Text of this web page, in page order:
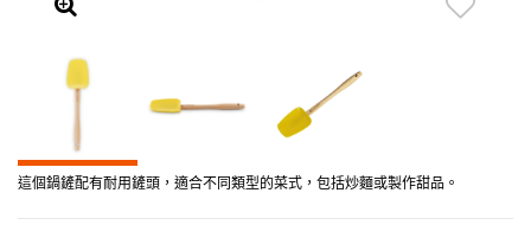
這個鍋鏟配有耐用鏟頭，適合不同類型的菜式，包括炒麵或製作甜品。